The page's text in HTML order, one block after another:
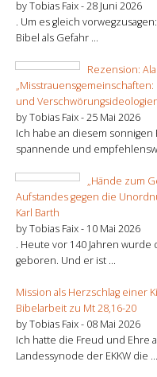
by Tobias Faix -28 Juni 2026
. Um es gleich
Bibel als Gefahr ...
Rezension:
und
by Tobias Faix -25 Mai 2026
Ich habe an diesem
spannende und
„Hände zum
Aufstandes gegen die
Karl Barth
by Tobias Faix - 10 Mai 2026
. Heute vor 140 Jahren wurde
geboren. Und er ist ...
Mission als Herzschlag einer
Bibelarbeit zu Mt 28,16-20
by Tobias Faix - 08 Mai 2026
Ich hatte die Freud und Ehre
Landessynode der EKKW die ...